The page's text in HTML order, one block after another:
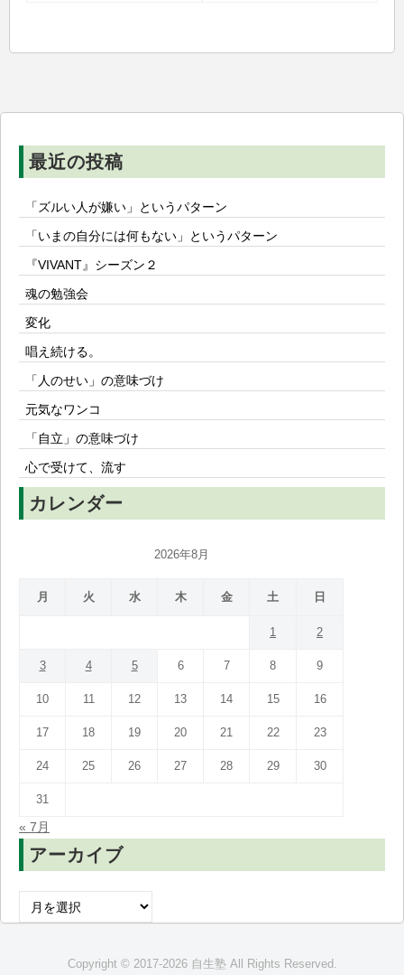
ー
最近の投稿
「ズルい人が嫌い」というパターン
「いまの自分には何もない」というパターン
『VIVANT』シーズン２
魂の勉強会
変化
唱え続ける。
「人のせい」の意味づけ
元気なワンコ
「自立」の意味づけ
心で受けて、流す
カレンダー
2026年8月
月 火 水 木 金 土 日
1 2
3 4 5 6 7 8 9
10 11 12 13 14 15 16
17 18 19 20 21 22 23
24 25 26 27 28 29 30
31
« 7月
アーカイブ
ー
Copyright © 2017-2026 自生塾 All Rights Reserved.